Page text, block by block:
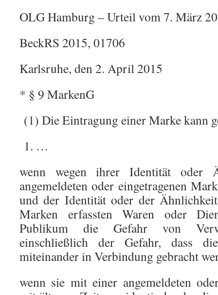
OLG Hamburg – Urteil vom 7. März
BeckRS 2015, 01706
Karlsruhe, den 2. April 2015
* § 9 MarkenG
(1) Die Eintragung einer Marke kann
1. …
wenn wegen ihrer Identität oder
angemeldeten oder eingetragenen
und der Identität oder der
Marken erfassten Waren oder
Publikum die Gefahr von
einschließlich der Gefahr, dass
miteinander in Verbindung gebracht
wenn sie mit einer angemeldeten